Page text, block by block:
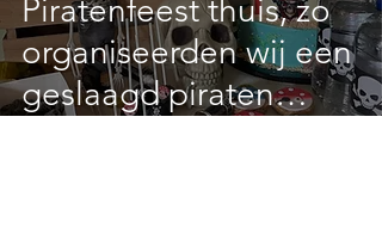
Piratenfeest thuis, zo
organiseerden wij een
geslaagd piraten